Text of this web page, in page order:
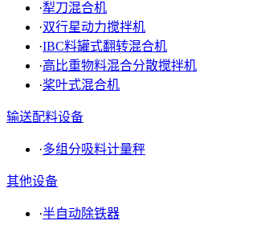
·犁刀混合机
·双行星动力搅拌机
·IBC料罐式翻转混合机
·高比重物料混合分散搅拌机
·桨叶式混合机
输送配料设备
·多组分吸料计量秤
其他设备
·半自动除铁器